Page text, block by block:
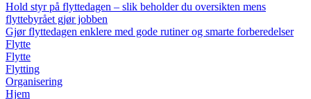
Hold styr på flyttedagen – slik beholder du oversikten mens
flyttebyrået gjør jobben
Gjør flyttedagen enklere med gode rutiner og smarte forberedelser
Flytte
Flytte
Flytting
Organisering
Hjem